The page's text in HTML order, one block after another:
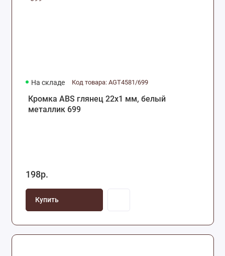
На складе Код товара: AGT4581/699
Кромка ABS глянец 22х1 мм, белый
металлик 699
198р.
Купить